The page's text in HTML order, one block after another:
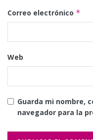
Correo electrónico *
Web
Guarda mi nombre,
navegador para la